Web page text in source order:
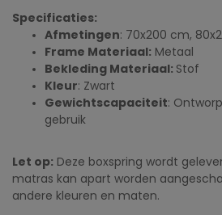
Specificaties:
Afmetingen: 70x200 cm,
Frame Materiaal: Metaal
Bekleding Materiaal: Stof
Kleur: Zwart
Gewichtscapaciteit:
gebruik
Let op: Deze boxspring wordt
matras kan apart worden
andere kleuren en maten.